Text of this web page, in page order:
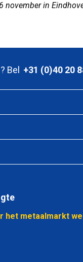
november in
Bel +31 (0)40 20
het metaalmarkt